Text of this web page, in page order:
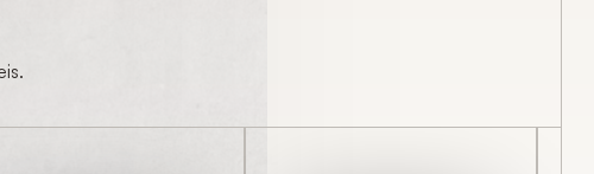
Menge). Für die Berechnung der
notwendig.